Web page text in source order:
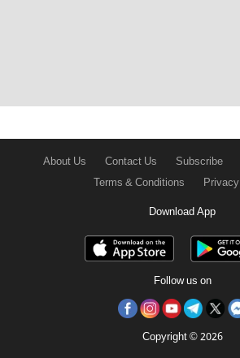
About Us Contact Us Subscribe
Terms & Conditions
Download App
Follow us on
Copyright © 2026